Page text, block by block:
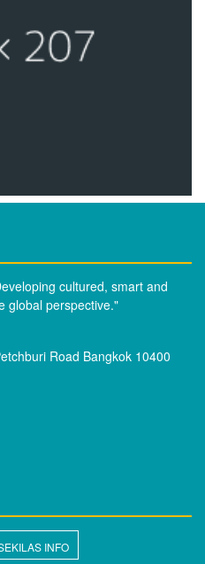
cultured, smart and
global perspective."
Road Bangkok 10400
INFO